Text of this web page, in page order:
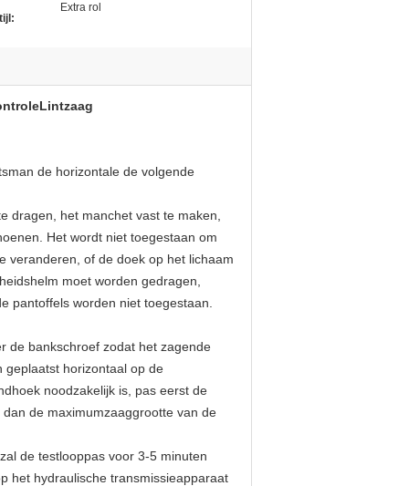
Extra rol
de horizontale de volgende
dragen, het manchet vast te maken,
Het wordt niet toegestaan om
veranderen, of de doek op het lichaam
moet worden gedragen,
pantoffels worden niet toegestaan.
de bankschroef zodat het zagende
geplaatst horizontaal op de
noodzakelijk is, pas eerst de
de maximumzaaggrootte van de
de testlooppas voor 3-5 minuten
het hydraulische transmissieapparaat